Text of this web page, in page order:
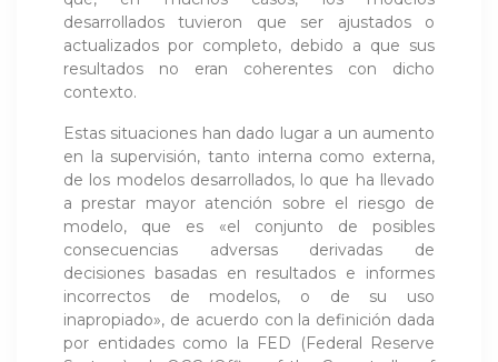
desarrollados tuvieron que ser ajustados o
actualizados por completo, debido a que sus
resultados no eran coherentes con dicho
contexto.
Estas situaciones han dado lugar a un aumento
en la supervisión, tanto interna como externa,
de los modelos desarrollados, lo que ha llevado
a prestar mayor atención sobre el riesgo de
modelo, que es «el conjunto de posibles
consecuencias adversas derivadas de
decisiones basadas en resultados e informes
incorrectos de modelos, o de su uso
inapropiado», de acuerdo con la definición dada
por entidades como la FED (Federal Reserve